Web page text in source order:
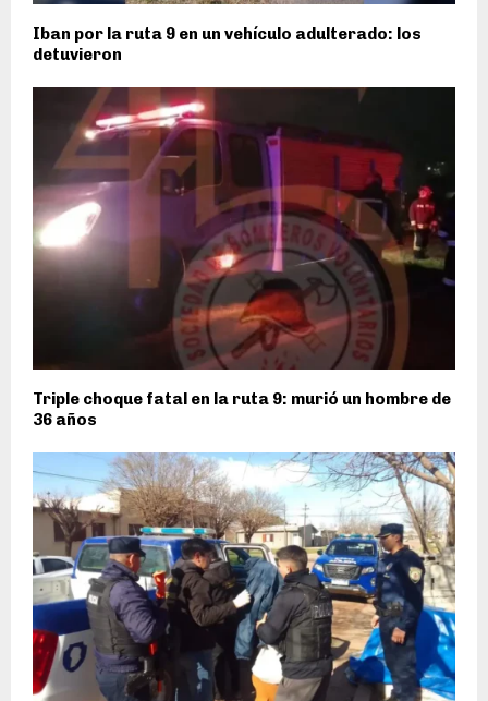
Iban por la ruta 9 en un vehículo adulterado: los
detuvieron
Triple choque fatal en la ruta 9: murió un hombre de
36 años